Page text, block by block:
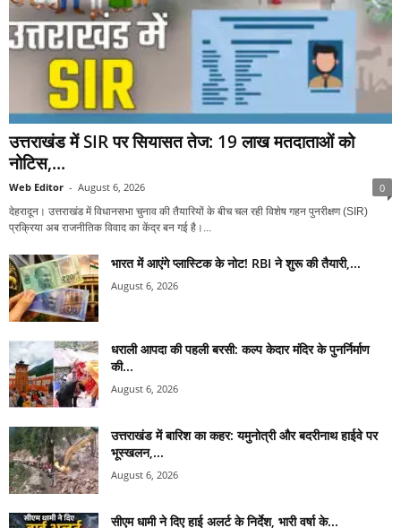
उत्तराखंड में SIR पर सियासत तेज: 19 लाख मतदाताओं को
नोटिस,...
Web Editor - August 6, 2026 0
देहरादून। उत्तराखंड में विधानसभा चुनाव की तैयारियों के बीच चल रही विशेष गहन पुनरीक्षण (SIR)
प्रक्रिया अब राजनीतिक विवाद का केंद्र बन गई है।...
भारत में आएंगे प्लास्टिक के नोट! RBI ने शुरू की तैयारी,...
August 6, 2026
धराली आपदा की पहली बरसी: कल्प केदार मंदिर के पुनर्निर्माण
की...
August 6, 2026
उत्तराखंड में बारिश का कहर: यमुनोत्री और बदरीनाथ हाईवे पर
भूस्खलन,...
August 6, 2026
सीएम धामी ने दिए हाई अलर्ट के निर्देश, भारी वर्षा के...